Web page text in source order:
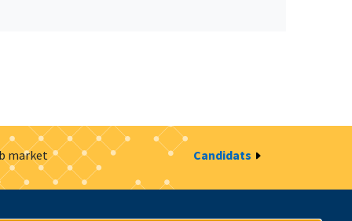
market Candidats